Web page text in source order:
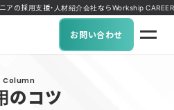
アの採用支援・人材紹介会社ならWorkship CAREER
お問い合わせ
Column
のコツ